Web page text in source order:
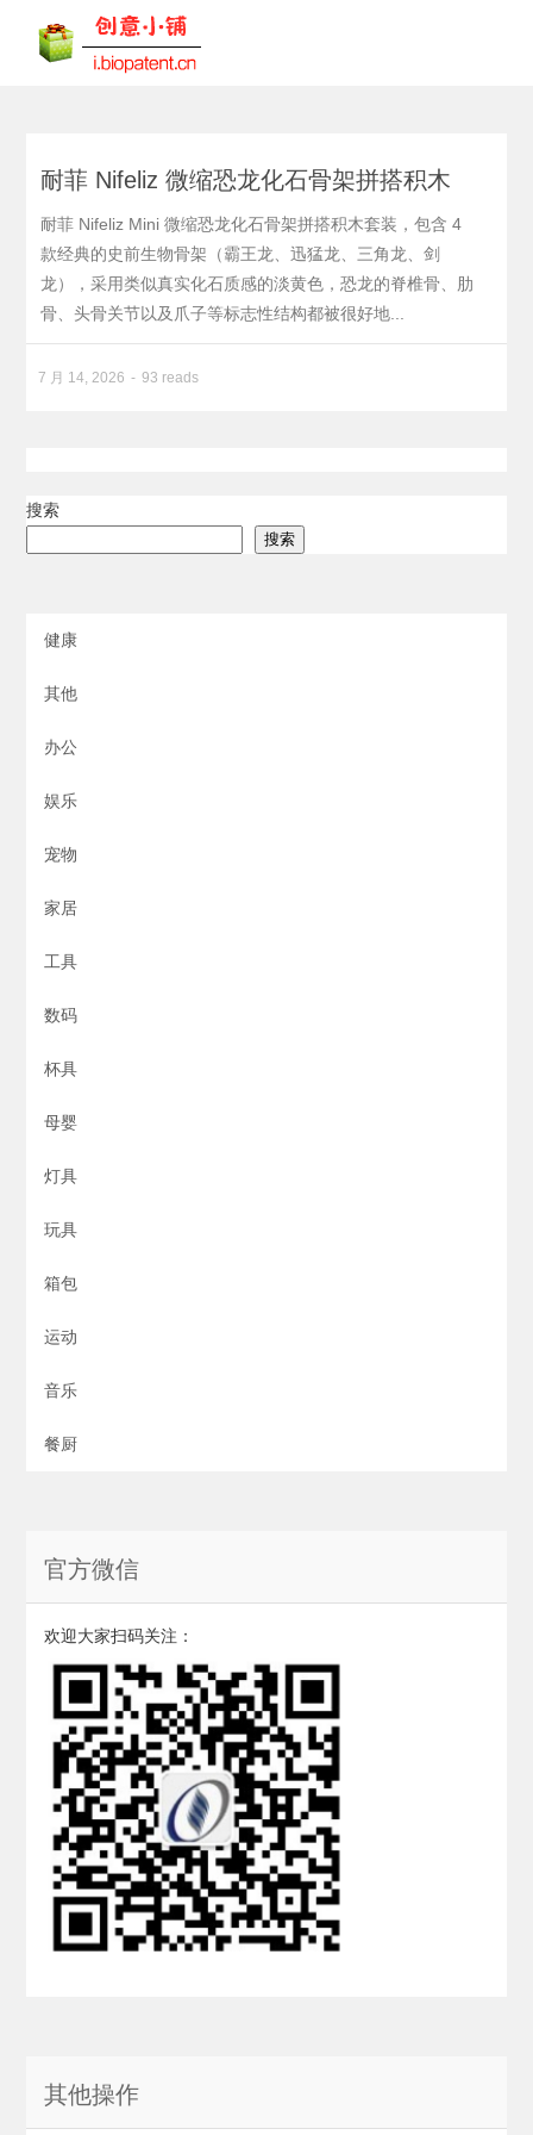
耐菲 Nifeliz 微缩恐龙化石骨架拼搭积木
耐菲 Nifeliz Mini 微缩恐龙化石骨架拼搭积木套装，包含 4
款经典的史前生物骨架（霸王龙、迅猛龙、三角龙、剑
龙），采用类似真实化石质感的淡黄色，恐龙的脊椎骨、肋
骨、头骨关节以及爪子等标志性结构都被很好地...
7 月 14, 2026 93 reads
搜索
搜索
健康
其他
办公
娱乐
宠物
家居
工具
数码
杯具
母婴
灯具
玩具
箱包
运动
音乐
餐厨
官方微信
欢迎大家扫码关注：
其他操作